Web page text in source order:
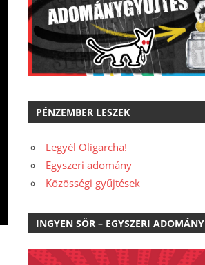
PÉNZEMBER LESZEK
Legyél Oligarcha!
Egyszeri adomány
Közösségi gyűjtések
INGYEN SÖR – EGYSZERI ADOMÁNY